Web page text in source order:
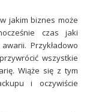
jakim biznes może
czas jaki
Przykładowo
wszystkie
Wiąże się z tym
i oczywiście